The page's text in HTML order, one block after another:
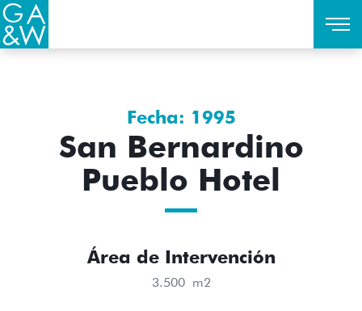
Fecha: 1995
San Bernardino
Pueblo Hotel
Área de Intervención
3.500 m2